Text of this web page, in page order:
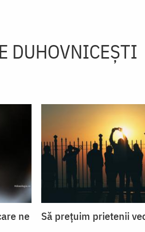
DUHOVNICEȘTI
ne
Să prețuim prietenii